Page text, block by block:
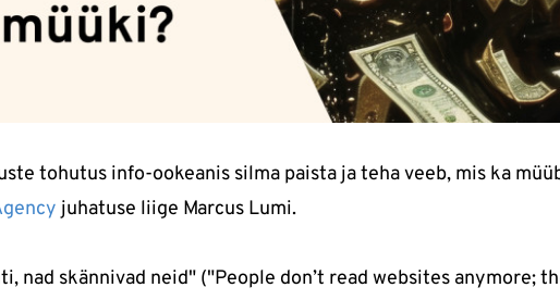
tohutus info-ookeanis silma paista ja teha veeb, mis ka
juhatuse liige Marcus Lumi.
nad skännivad neid" ("People don’t read websites anymore;